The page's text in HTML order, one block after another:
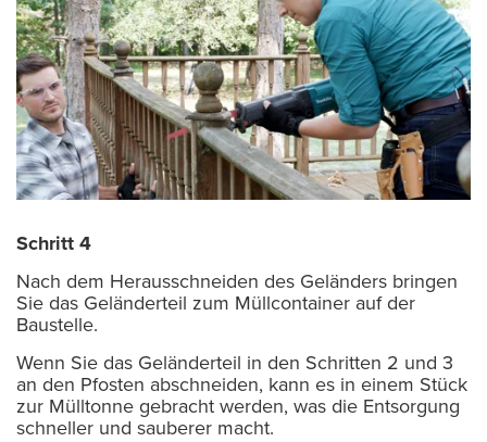
Schritt 4
Nach dem Herausschneiden des Geländers bringen
Sie das Geländerteil zum Müllcontainer auf der
Baustelle.
Wenn Sie das Geländerteil in den Schritten 2 und 3
an den Pfosten abschneiden, kann es in einem Stück
zur Mülltonne gebracht werden, was die Entsorgung
schneller und sauberer macht.